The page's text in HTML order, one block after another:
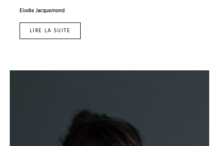
Elodie Jacquemond
LIRE LA SUITE